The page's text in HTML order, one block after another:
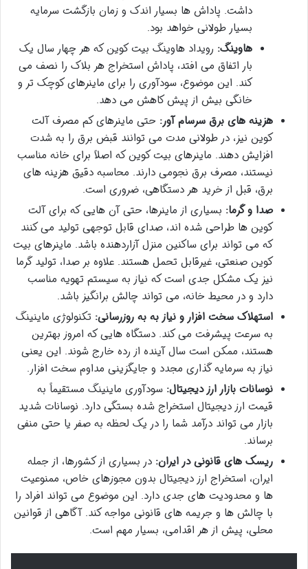
داشت. پاداش ها بسیار اندک و زمان بازگشت سرمایه
بسیار طولانی خواهد بود.
هاوینگ: رویداد هاوینگ بیت کوین که هر چهار سال یک
بار اتفاق می افتد، پاداش استخراج هر بلاک را نصف می
کند. این موضوع، سودآوری را برای ماینرهای کوچک تر و
خانگی بیش از پیش کاهش می دهد.
هزینه های برق سرسام آور: حتی ماینرهای کم مصرف آلت
کوین نیز، در طولانی مدت می توانند قبض برق را به شدت
افزایش دهند. ماینرهای بیت کوین که اصلاً برای خانه مناسب
نیستند، مصرف برق نجومی دارند. محاسبه دقیق هزینه های
برق، قبل از خرید هر دستگاهی، ضروری است.
صدا و گرما: بسیاری از ماینرها، حتی آن هایی که برای آلت
کوین ها طراحی شده اند، صدای قابل توجهی تولید می کنند
که می تواند برای ساکنین منزل آزاردهنده باشد. ماینرهای بیت
کوین صنعتی، غیرقابل تحمل هستند. علاوه بر صدا، تولید گرما
نیز یک مشکل جدی است که نیاز به سیستم تهویه مناسب
دارد و در محیط خانه، می تواند چالش برانگیز باشد.
استهلاک سخت افزار و نیاز به به روزرسانی: تکنولوژی ماینینگ
به سرعت پیشرفت می کند. دستگاه هایی که امروز بهترین
هستند، ممکن است سال آینده از رده خارج شوند. این یعنی
نیاز به سرمایه گذاری مجدد و جایگزینی مداوم سخت افزار.
نوسانات بازار ارز دیجیتال: سودآوری ماینینگ مستقیماً به
قیمت ارز دیجیتال استخراج شده بستگی دارد. نوسانات شدید
بازار می تواند درآمد شما را در یک لحظه به صفر یا حتی منفی
برساند.
ریسک های قانونی در ایران: در بسیاری از کشورها، از جمله
ایران، استخراج ارز دیجیتال بدون مجوزهای خاص، ممنوعیت
ها و محدودیت های جدی دارد. این موضوع می تواند افراد را
با چالش ها و جریمه های قانونی مواجه کند. آگاهی از قوانین
محلی، پیش از هر اقدامی، بسیار مهم است.